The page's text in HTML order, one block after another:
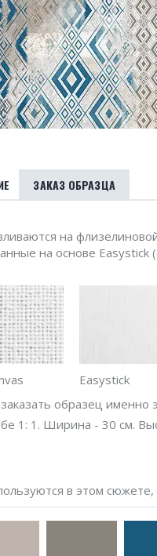
ЗАКАЗ ОБРАЗЦА
на
на основе Easystick
Easystick
образец именно
1: 1. Ширина - 30 см.
в этом сюжете,